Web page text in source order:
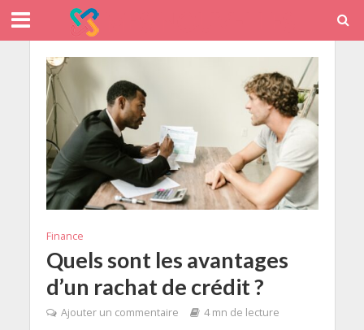
Finance
Quels sont les avantages
d’un rachat de crédit ?
Ajouter un commentaire 4 mn de lecture